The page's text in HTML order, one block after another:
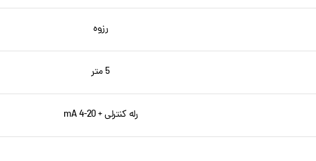
رزوه
5 متر
رله کنترلی + mA 4-20